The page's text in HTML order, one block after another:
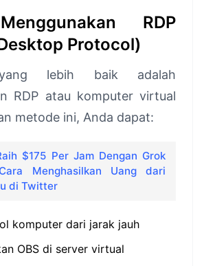
RDP
Protocol)
lebih baik adalah
RDP atau komputer virtual
metode ini, Anda dapat:
$175 Per Jam Dengan Grok
Menghasilkan Uang dari
di Twitter
komputer dari jarak jauh
OBS di server virtual